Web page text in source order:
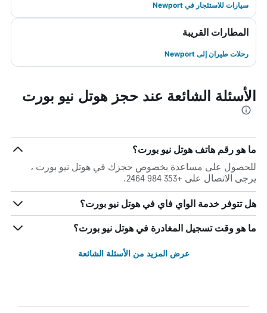
سيارات للاستئجار في Newport
المطارات القريبة
رحلات طيران إلى Newport
الأسئلة الشائعة عند حجز هوتل نيو بورت
ما هو رقم هاتف هوتل نيو بورت؟
للحصول على مساعدة بخصوص حجزك في هوتل نيو بورت ،
يرجى الاتصال على +353 984 2464.
هل تتوفر خدمة الواي فاي في هوتل نيو بورت؟
ما هو وقت تسجيل المغادرة في هوتل نيو بورت؟
عرض المزيد من الأسئلة الشائعة